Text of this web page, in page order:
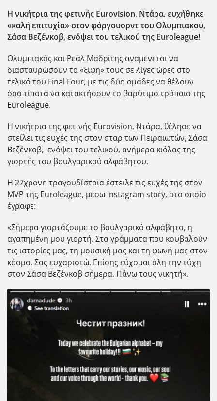
Η νικήτρια της φετινής Eurovision, Ντάρα, ευχήθηκε
«καλή επιτυχία» στον φόργουορντ του Ολυμπιακού,
Σάσα Βεζένκοβ, ενόψει του τελικού της Euroleague!
Ολυμπιακός και Ρεάλ Μαδρίτης αναμένεται να
διασταυρώσουν τα «ξίφη» τους σε λίγες ώρες στο
τελικό του Final Four, με τις δύο ομάδες να θέλουν
όσο τίποτα να κατακτήσουν το βαρύτιμο τρόπαιο της
Euroleague.
Η νικήτρια της φετινής Eurovision, Ντάρα, θέλησε να
στείλει τις ευχές της στον σταρ των Πειραιωτών, Σάσα
Βεζένκοβ, ενόψει του τελικού, ανήμερα κιόλας της
γιορτής του βουλγαρικού αλφάβητου.
Η 27χρονη τραγουδίστρια έστειλε τις ευχές της στον
ΜVP της Euroleague, μέσω Instagram story, στο οποίο
έγραφε:
«Σήμερα γιορτάζουμε το βουλγαρικό αλφάβητο, η
αγαπημένη μου γιορτή. Στα γράμματα που κουβαλούν
τις ιστορίες μας, τη μουσική μας και τη φωνή μας στον
κόσμο. Σας ευχαριστώ. Επίσης εύχομαι όλη την τύχη
στον Σάσα Βεζένκοβ σήμερα. Πάνω τους νικητή».